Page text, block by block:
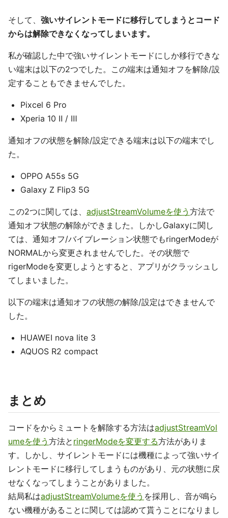
そして、 強いサイレントモードに移行してしまうとコード
からは解除できなくなってしまいます。
私が確認した中で強いサイレントモードにしか移行できな
い端末は以下の2つでした。この端末は通知オフを解除/設
定することもできませんでした。
Pixcel 6 Pro
Xperia 10 Ⅱ / Ⅲ
通知オフの状態を解除/設定できる端末は以下の端末でし
た。
OPPO A55s 5G
Galaxy Z Flip3 5G
この2つに関しては、 adjustStreamVolumeを使う 方法で
通知オフ状態の解除ができました。しかしGalaxyに関し
ては、通知オフ/バイブレーション状態でもringerModeが
NORMALから変更されませんでした。その状態で
rigerModeを変更しようとすると、アプリがクラッシュし
てしまいました。
以下の端末は通知オフの状態の解除/設定はできませんで
した。
HUAWEI nova lite 3
AQUOS R2 compact
まとめ
コードをからミュートを解除する方法はadjustStreamVol
umeを使う 方法と ringerModeを変更する方法がありま
す。しかし、サイレントモードには機種によって強いサイ
レントモードに移行してしまうものがあり、元の状態に戻
せなくなってしまうことがありました。
結局私はadjustStreamVolumeを使う を採用し、音が鳴ら
ない機種があることに関しては認めて貰うことになりまし